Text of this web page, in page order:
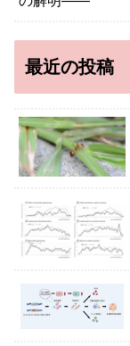
最近の投稿